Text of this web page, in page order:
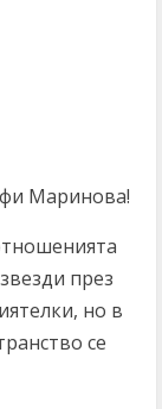
Маринова!
през
но в
се